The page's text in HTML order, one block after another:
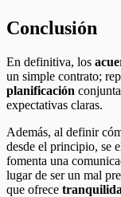
Conclusión
En definitiva, los
un simple contrato;
planificación
expectativas claras.
Además, al definir
desde el principio, se
fomenta una
lugar de ser un mal
que ofrece